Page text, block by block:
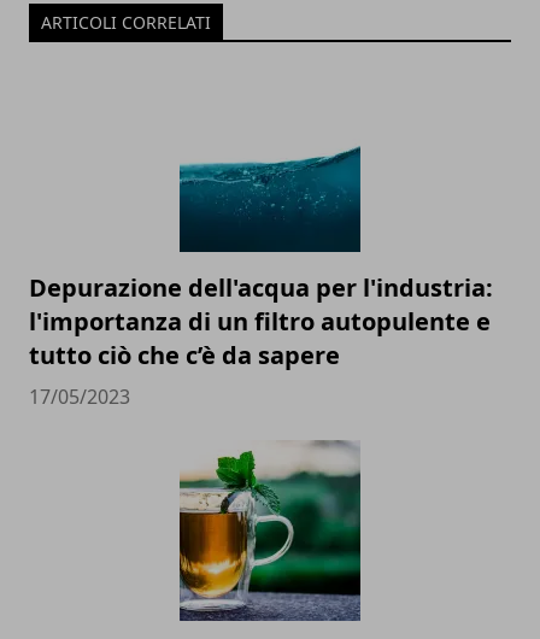
ARTICOLI CORRELATI
Depurazione dell'acqua per l'industria:
l'importanza di un filtro autopulente e
tutto ciò che c’è da sapere
17/05/2023